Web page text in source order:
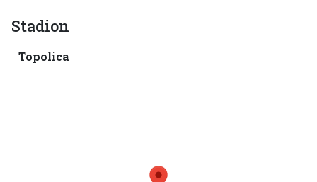
Stadion
Topolica